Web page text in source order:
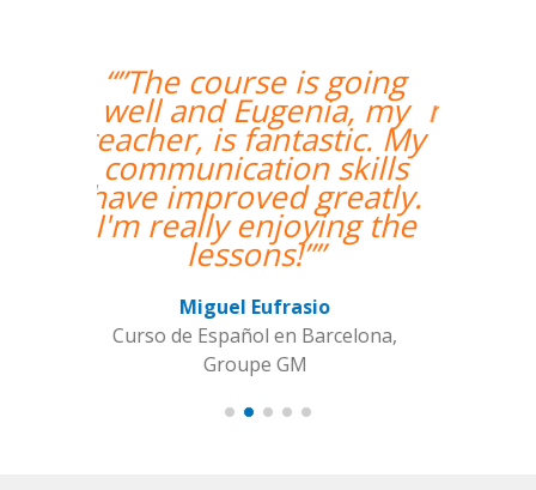
“”Hemos realizado
nuestra primera clase y
estamos muy
contentos. Nuestra
profesora es una
mujer encantadora,
que nos ha dado una
entretenida.””
Alba Fuertes Simón